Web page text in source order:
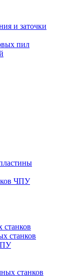
и заточки
пил
ЧПУ
станков
станков
станков